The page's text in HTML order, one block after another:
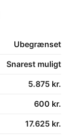
Ubegrænset
Snarest muligt
5.875 kr.
600 kr.
17.625 kr.